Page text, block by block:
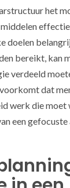
het
doelen
bereikt, kan
verdeeld
dat
werk die moet
een gefocuste